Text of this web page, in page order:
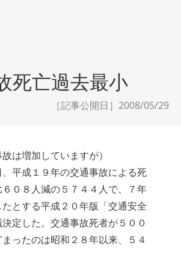
死亡過去最小
［記事公開日］2008/05/29
故は増加していますが）
平成１９年の交通事故による死
０８人減の５７４４人で、７年
とする平成２０年版「交通安全
定した。交通事故死者が５００
ったのは昭和２８年以来、５４